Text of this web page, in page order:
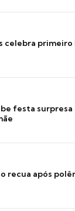
celebra primeiro
festa surpresa
recua após